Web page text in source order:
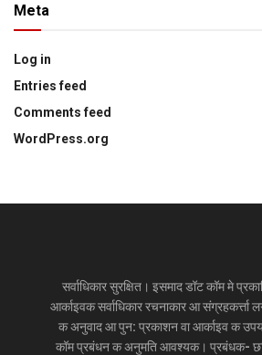
Meta
Log in
Entries feed
Comments feed
WordPress.org
सर्वाधिकार सुरक्षित। इसमाद डॉट कॉम मे
आर्काइवक सर्वाधिकार रचनाकार आ संग्रहकर्त्ता
क अनुवाद आ पुन: प्रकाशन वा आर्काइव क
कॉम प्रबंधन क अनुमति आवश्यक। प्रबंधक-